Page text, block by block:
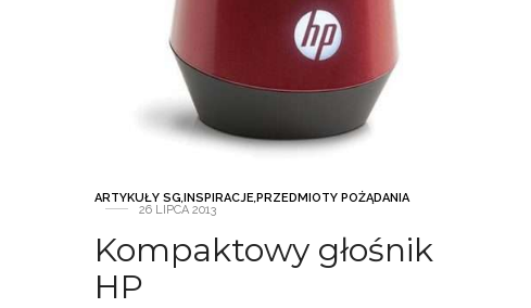
ARTYKUŁY SG INSPIRACJE PRZEDMIOTY POŻĄDANIA
26 LIPCA 2013
Kompaktowy głośnik
HP